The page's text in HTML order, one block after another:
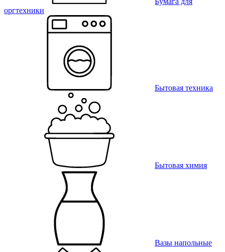
оргтехники
Бытовая техника
Бытовая химия
Вазы напольные